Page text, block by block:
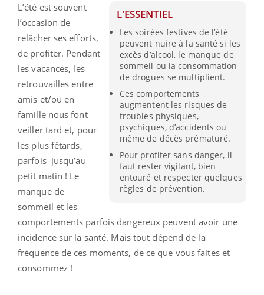
L'ESSENTIEL
Les soirées festives de l’été
peuvent nuire à la santé si les
excès d’alcool, le manque de
sommeil ou la consommation
de drogues se multiplient.
Ces comportements
augmentent les risques de
troubles physiques,
psychiques, d’accidents ou
même de décès prématuré.
Pour profiter sans danger, il
faut rester vigilant, bien
entouré et respecter quelques
règles de prévention.
L’été est souvent
l’occasion de
relâcher ses efforts,
de profiter. Pendant
les vacances, les
retrouvailles entre
amis et/ou en
famille nous font
veiller tard et, pour
les plus fêtards,
parfois jusqu’au
petit matin ! Le
manque de
sommeil et les
comportements parfois dangereux peuvent avoir une
incidence sur la santé. Mais tout dépend de la
fréquence de ces moments, de ce que vous faites et
consommez !